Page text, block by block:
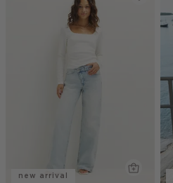
new arrival